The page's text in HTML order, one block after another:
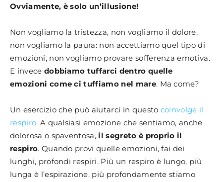
Ovviamente, è solo un’illusione!
Non vogliamo la tristezza, non vogliamo il dolore,
non vogliamo la paura: non accettiamo quel tipo di
emozioni, non vogliamo provare sofferenza emotiva.
E invece dobbiamo tuffarci dentro quelle
emozioni come ci tuffiamo nel mare. Ma come?
Un esercizio che può aiutarci in questo coinvolge il
respiro. A qualsiasi emozione che sentiamo, anche
dolorosa o spaventosa, il segreto è proprio il
respiro. Quando provi quelle emozioni, fai dei
lunghi, profondi respiri. Più un respiro è lungo, più
lunga è l’espirazione, più profondamente stiamo